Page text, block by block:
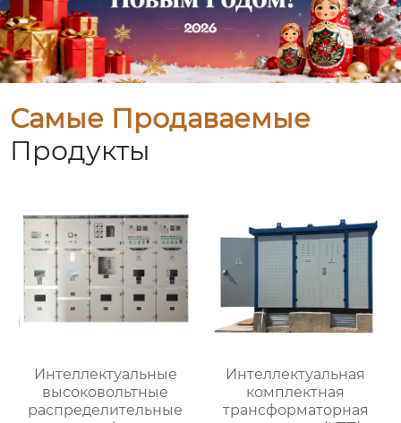
Самые Продаваемые
Продукты
Интеллектуальные
высоковольтные
распределительные
Интеллектуальная
комплектная
трансформаторная